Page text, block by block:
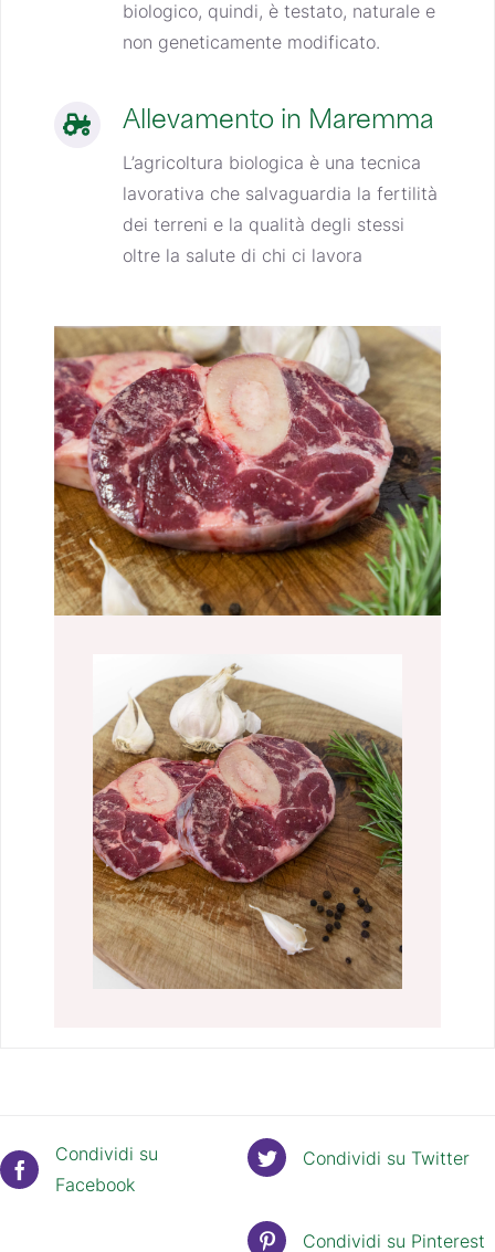
biologico, quindi, è testato, naturale e
non geneticamente modificato.
Allevamento in Maremma
L’agricoltura biologica è una tecnica
lavorativa che salvaguardia la fertilità
dei terreni e la qualità degli stessi
oltre la salute di chi ci lavora
Condividi su
Facebook
Condividi su Twitter
Condividi su Pinterest